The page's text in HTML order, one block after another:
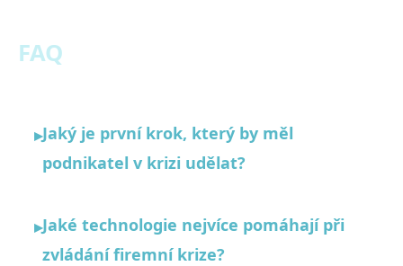
FAQ
▸Jaký je první krok, který by měl
podnikatel v krizi udělat?
▸Jaké technologie nejvíce pomáhají při
zvládání firemní krize?